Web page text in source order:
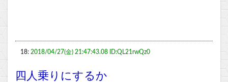
18: 2018/04/27(金) 21:47:43.08 ID:QL21rwQz0
四人乗りにするか